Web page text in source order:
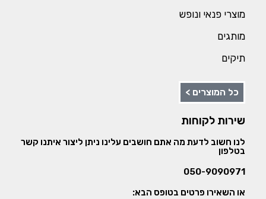
מוצרי פנאי ונופש
מותגים
תיקים
כל המוצרים >
שירות לקוחות
לנו חשוב לדעת מה אתם חושבים עלינו ניתן ליצור איתנו קשר
בטלפון
050-9090971
או השאירו פרטים בטופס הבא: